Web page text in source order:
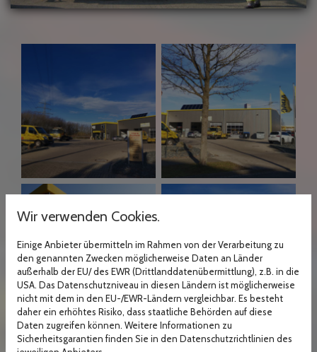
Wir verwenden Cookies.
Einige Anbieter übermitteln im Rahmen von der Verarbeitung zu
den genannten Zwecken möglicherweise Daten an Länder
außerhalb der EU/ des EWR (Drittlanddatenübermittlung), z.B. in die
USA. Das Datenschutzniveau in diesen Ländern ist möglicherweise
nicht mit dem in den EU-/EWR-Ländern vergleichbar. Es besteht
daher ein erhöhtes Risiko, dass staatliche Behörden auf diese
Daten zugreifen können. Weitere Informationen zu
Sicherheitsgarantien finden Sie in den Datenschutzrichtlinien des